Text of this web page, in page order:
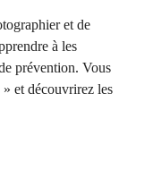
et de
à les
prévention. Vous
et découvrirez les